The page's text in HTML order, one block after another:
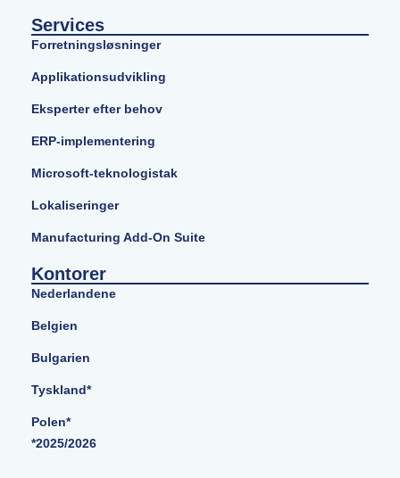
Services
Forretningsløsninger
Applikationsudvikling
Eksperter efter behov
ERP-implementering
Microsoft-teknologistak
Lokaliseringer
Manufacturing Add-On Suite
Kontorer
Nederlandene
Belgien
Bulgarien
Tyskland*
Polen*
*2025/2026